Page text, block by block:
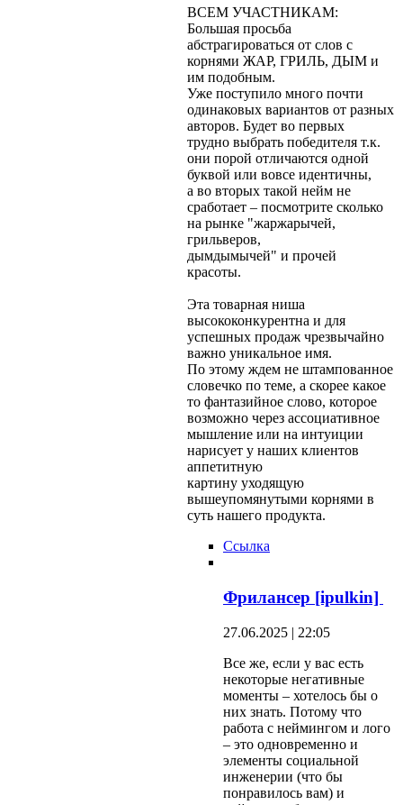
ВСЕМ УЧАСТНИКАМ:
Большая просьба
абстрагироваться от слов с
корнями ЖАР, ГРИЛЬ, ДЫМ и
им подобным.
Уже поступило много почти
одинаковых вариантов от разных
авторов. Будет во первых
трудно выбрать победителя т.к.
они порой отличаются одной
буквой или вовсе идентичны,
а во вторых такой нейм не
сработает – посмотрите сколько
на рынке "жаржарычей,
грильверов,
дымдымычей" и прочей
красоты.
Эта товарная ниша
высококонкурентна и для
успешных продаж чрезвычайно
важно уникальное имя.
По этому ждем не штампованное
словечко по теме, а скорее какое
то фантазийное слово, которое
возможно через ассоциативное
мышление или на интуиции
нарисует у наших клиентов
аппетитную
картину уходящую
вышеупомянутыми корнями в
суть нашего продукта.
Ссылка
Фрилансер [ipulkin]
27.06.2025 | 22:05
Все же, если у вас есть
некоторые негативные
моменты – хотелось бы о
них знать. Потому что
работа с неймингом и лого
– это одновременно и
элементы социальной
инженерии (что бы
понравилось вам) и